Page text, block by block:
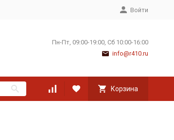
Войти
Пн-Пт, 09:00-19:00, Сб 10:00-16:00
info@r410.ru
Корзина